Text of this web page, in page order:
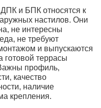
и БПК относятся к
настилов. Они
не интересны
не требуют
и выпускаются
готовой террасы
профиль,
качество
наличие
крепления.